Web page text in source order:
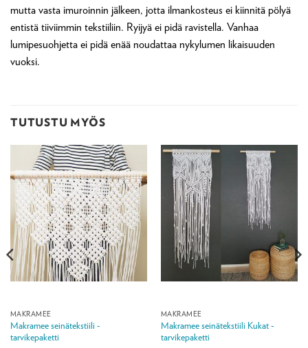
mutta vasta imuroinnin jälkeen, jotta ilmankosteus ei kiinnitä pölyä
entistä tiiviimmin tekstiiliin. Ryijyä ei pidä ravistella. Vanhaa
lumipesuohjetta ei pidä enää noudattaa nykylumen likaisuuden
vuoksi.
TUTUSTU MYÖS
MAKRAMEE
Makramee seinätekstiili -
tarvikepaketti
MAKRAMEE
Makramee seinätekstiili Kukat -
tarvikepaketti